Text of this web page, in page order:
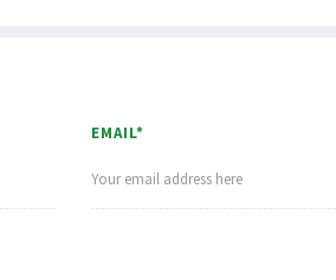
EMAIL*